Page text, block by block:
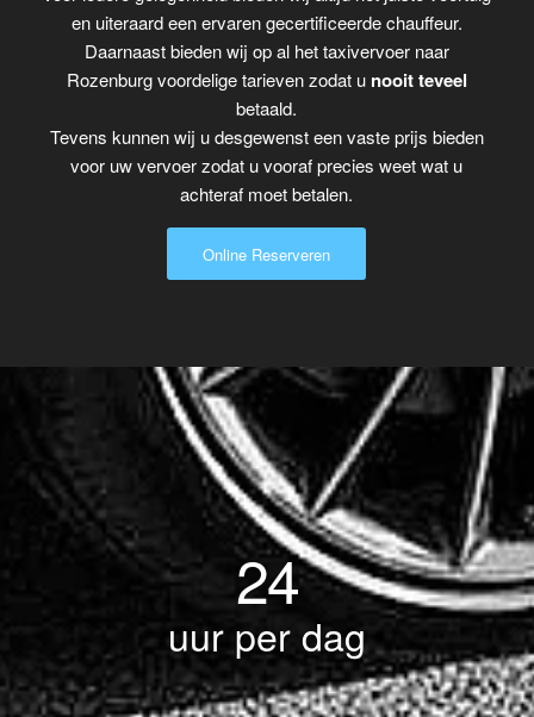
en uiteraard een ervaren gecertificeerde chauffeur.
Daarnaast bieden wij op al het taxivervoer naar
Rozenburg voordelige tarieven zodat u nooit teveel
betaald.
Tevens kunnen wij u desgewenst een vaste prijs bieden
voor uw vervoer zodat u vooraf precies weet wat u
achteraf moet betalen.
Online Reserveren
24
uur per dag